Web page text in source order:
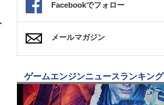
Facebookでフォロー
メールマガジン
ゲームエンジンニュースランキング